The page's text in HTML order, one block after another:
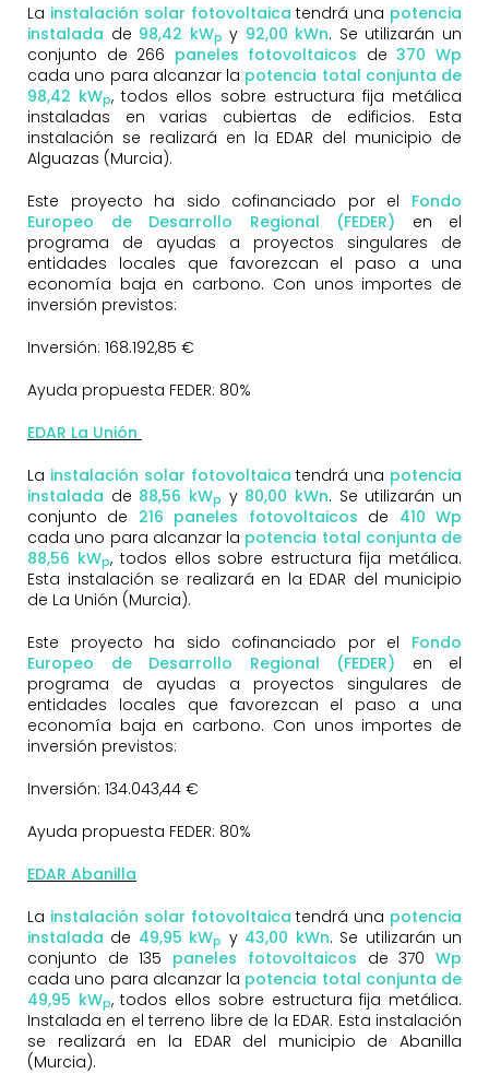
La instalación solar fotovoltaica tendrá una potencia
instalada de 98,42 kWp y 92,00 kWn. Se utilizarán un
conjunto de 266 paneles fotovoltaicos de370 Wp
cada uno para alcanzar la potencia total conjunta de
98,42 kWp, todos ellos sobre estructura fija metálica
instaladas en varias cubiertas de edificios. Esta
instalación se realizará en la EDAR del municipio de
Alguazas (Murcia).
Este proyecto ha sido cofinanciado por el Fondo
Europeo de Desarrollo Regional (FEDER) en el
programa de ayudas a proyectos singulares de
entidades locales que favorezcan el paso a una
economía baja en carbono. Con unos importes de
inversión previstos:
Inversión: 168.192,85 €
Ayuda propuesta FEDER: 80%
EDAR La Unión
La instalación solar fotovoltaica tendrá una potencia
instalada de 88,56 kWp y 80,00 kWn. Se utilizarán un
conjunto de 216 paneles fotovoltaicos de 410 Wp
cada uno para alcanzar la potencia total conjunta de
88,56 kWp, todos ellos sobre estructura fija metálica.
Esta instalación se realizará en la EDAR del municipio
de La Unión (Murcia).
Este proyecto ha sido cofinanciado por el Fondo
Europeo de Desarrollo Regional (FEDER) en el
programa de ayudas a proyectos singulares de
entidades locales que favorezcan el paso a una
economía baja en carbono. Con unos importes de
inversión previstos:
Inversión: 134.043,44 €
Ayuda propuesta FEDER: 80%
EDAR Abanilla
La instalación solar fotovoltaica tendrá una potencia
instalada de 49,95 kWp y 43,00 kWn. Se utilizarán un
conjunto de 135 paneles fotovoltaicos de 370 Wp
cada uno para alcanzar la potencia total conjunta de
49,95 kWp, todos ellos sobre estructura fija metálica.
Instalada en el terreno libre de la EDAR. Esta instalación
se realizará en la EDAR del municipio de Abanilla
(Murcia).